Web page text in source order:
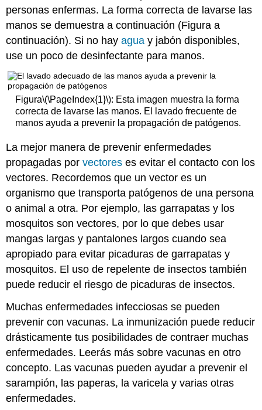
personas enfermas. La forma correcta de lavarse las
manos se demuestra a continuación (Figura a
continuación). Si no hayagua y jabón disponibles,
use un poco de desinfectante para manos.
Figura\(\PageIndex{1}\): Esta imagen muestra la forma
correcta de lavarse las manos. El lavado frecuente de
manos ayuda a prevenir la propagación de patógenos.
La mejor manera de prevenir enfermedades
propagadas porvectores es evitar el contacto con los
vectores. Recordemos que un vector es un
organismo que transporta patógenos de una persona
o animal a otra. Por ejemplo, las garrapatas y los
mosquitos son vectores, por lo que debes usar
mangas largas y pantalones largos cuando sea
apropiado para evitar picaduras de garrapatas y
mosquitos. El uso de repelente de insectos también
puede reducir el riesgo de picaduras de insectos.
Muchas enfermedades infecciosas se pueden
prevenir con vacunas. La inmunización puede reducir
drásticamente tus posibilidades de contraer muchas
enfermedades. Leerás más sobre vacunas en otro
concepto. Las vacunas pueden ayudar a prevenir el
sarampión, las paperas, la varicela y varias otras
enfermedades.